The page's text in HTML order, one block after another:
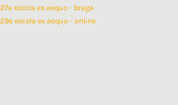
27a escola ex aequo - braga
29a escola ex aequo - online